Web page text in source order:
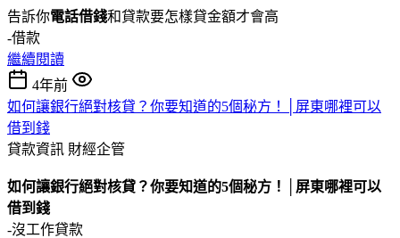
告訴你電話借錢和貸款要怎樣貸金額才會高
-借款
繼續閱讀
4年前
如何讓銀行絕對核貸？你要知道的5個秘方！│屏東哪裡可以
借到錢
貸款資訊 財經企管
如何讓銀行絕對核貸？你要知道的5個秘方！│屏東哪裡可以
借到錢
-沒工作貸款